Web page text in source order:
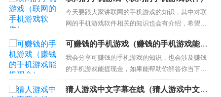
今天要跟大家讲联网的手机游戏的知识，其中对联
网的手机游戏软件相关的知识也会有介绍，希望可
以帮助大家解答当下的疑问！ 本文目录一览： 1、
好玩的手机联机游戏 2、好玩的联机手机游戏？ 3、
可以联机的手机游戏 好玩的手机联机游戏 好玩的手
机联机游戏如下：1、《王者荣耀》这个游戏非常的
热门，里...
可赚钱的手机游戏（赚钱的手机游戏能提
现金）
我会分享可赚钱的手机游戏的知识，也会涉及赚钱
的手机游戏能提现金，如果能帮助你解答你当下的
问题，别忘记关注我们吧！ 本文目录一览： 1、玩
什么手游可以赚钱啊？ 2、有没有什么手机游戏可以
猜人游戏中文字幕在线（猜人游戏中文字